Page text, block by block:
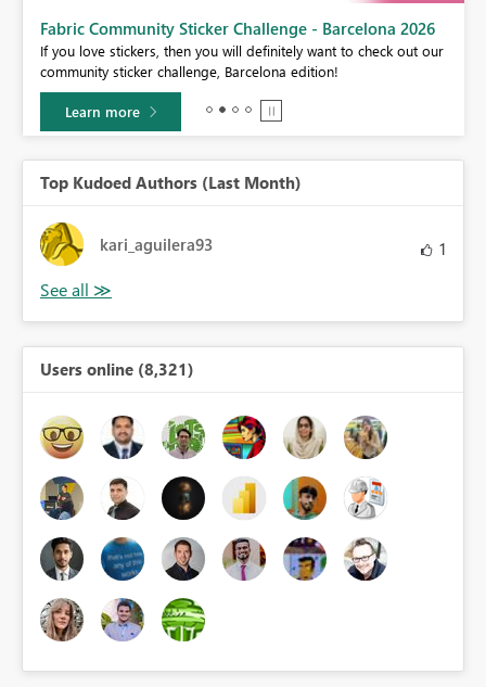
Fabric Community Sticker Challenge - Barcelona 2026
If you love stickers, then you will definitely want to check out our
community sticker challenge, Barcelona edition!
Learn more
Top Kudoed Authors (Last Month)
kari_aguilera93 1
Users online (8,321)